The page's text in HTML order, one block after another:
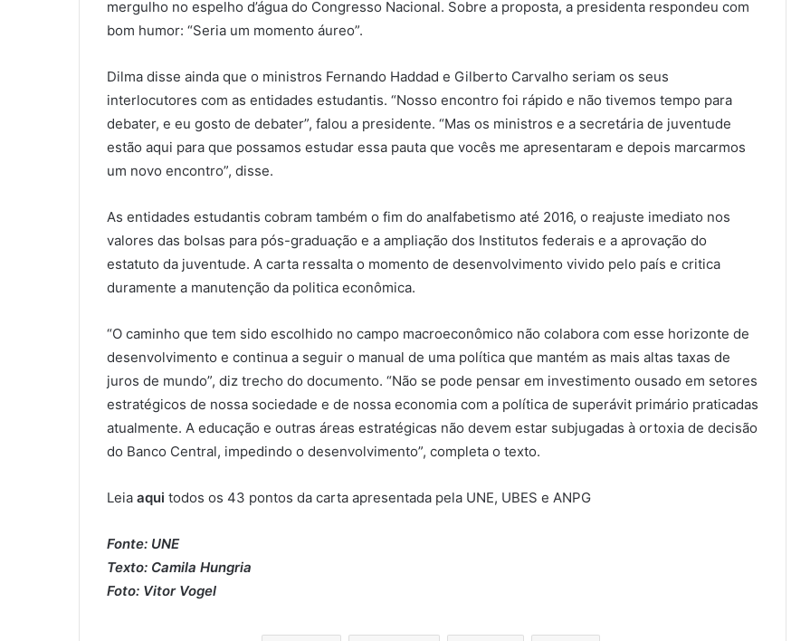
mergulho no espelho d’água do Congresso Nacional. Sobre a proposta, a presidenta respondeu com
bom humor: “Seria um momento áureo”.
Dilma disse ainda que o ministros Fernando Haddad e Gilberto Carvalho seriam os seus
interlocutores com as entidades estudantis. “Nosso encontro foi rápido e não tivemos tempo para
debater, e eu gosto de debater”, falou a presidente. “Mas os ministros e a secretária de juventude
estão aqui para que possamos estudar essa pauta que vocês me apresentaram e depois marcarmos
um novo encontro”, disse.
As entidades estudantis cobram também o fim do analfabetismo até 2016, o reajuste imediato nos
valores das bolsas para pós-graduação e a ampliação dos Institutos federais e a aprovação do
estatuto da juventude. A carta ressalta o momento de desenvolvimento vivido pelo país e critica
duramente a manutenção da politica econômica.
“O caminho que tem sido escolhido no campo macroeconômico não colabora com esse horizonte de
desenvolvimento e continua a seguir o manual de uma política que mantém as mais altas taxas de
juros de mundo”, diz trecho do documento. “Não se pode pensar em investimento ousado em setores
estratégicos de nossa sociedade e de nossa economia com a política de superávit primário praticadas
atualmente. A educação e outras áreas estratégicas não devem estar subjugadas à ortoxia de decisão
do Banco Central, impedindo o desenvolvimento”, completa o texto.
Leia aqui todos os 43 pontos da carta apresentada pela UNE, UBES e ANPG
Fonte: UNE
Texto: Camila Hungria
Foto: Vitor Vogel